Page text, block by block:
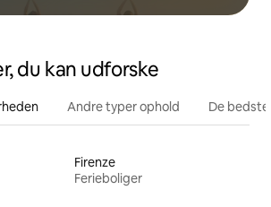
du kan udforske
Andre typer ophold De
Firenze
Ferieboliger